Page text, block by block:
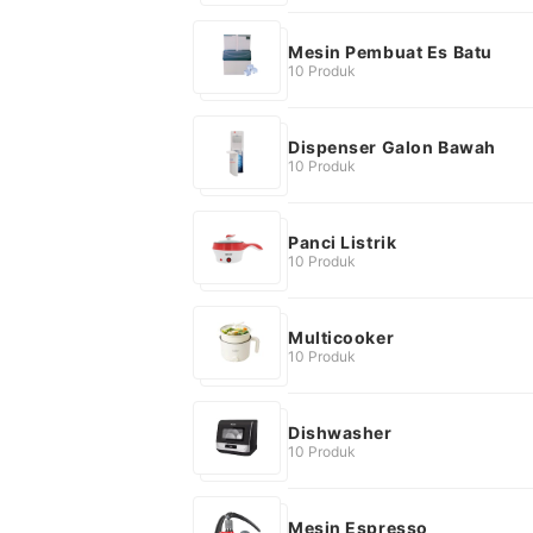
Mesin Pembuat Es Batu
10 Produk
Dispenser Galon Bawah
10 Produk
Panci Listrik
10 Produk
Multicooker
10 Produk
Dishwasher
10 Produk
Mesin Espresso